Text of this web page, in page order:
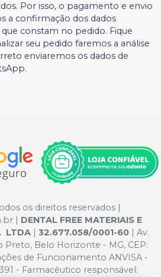
Por isso, o pagamento e envio
a confirmação dos dados
que constam no pedido. Fique
seu pedido faremos a análise
enviaremos os dados de
os direitos reservados |
| DENTAL FREE MATERIAIS E
LTDA
32.677.058/0001-60
| Av.
Preto, Belo Horizonte - MG, CEP:
de Funcionamento ANVISA -
- Farmacêutico responsável: